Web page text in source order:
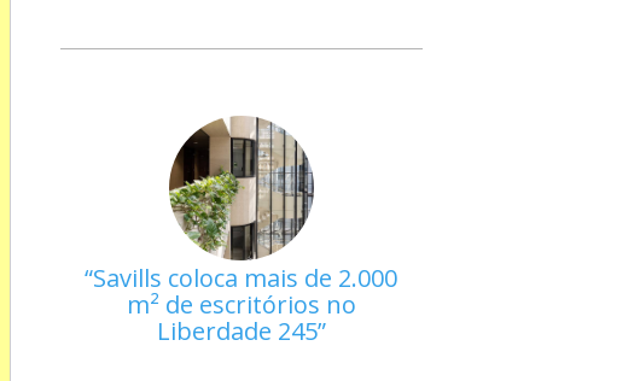
Savills coloca mais de 2.000
m² de escritórios no
Liberdade 245